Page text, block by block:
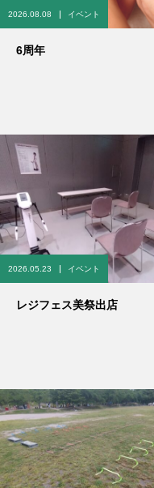
2026.08.08 イベント
6周年
2026.05.23 イベント
レジフェス美祭出店